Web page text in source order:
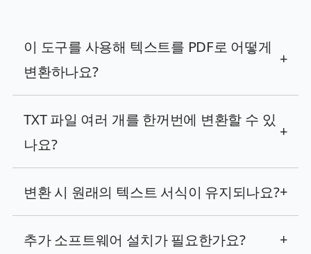
이 도구를 사용해 텍스트를 PDF로 어떻게
변환하나요?
+
TXT 파일 여러 개를 한꺼번에 변환할 수 있
나요?
+
변환 시 원래의 텍스트 서식이 유지되나요?+
추가 소프트웨어 설치가 필요한가요? +